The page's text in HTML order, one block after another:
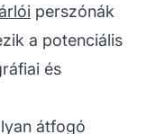
perszónák
a potenciális
és
átfogó